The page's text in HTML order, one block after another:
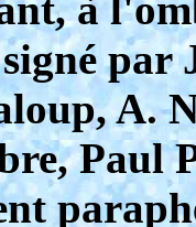
à
par
A.
Paul